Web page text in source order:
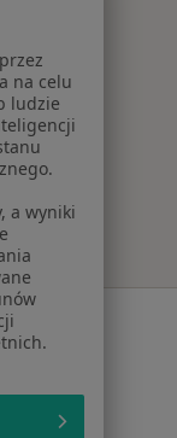
leczone
na celu
ludzie
a wyniki